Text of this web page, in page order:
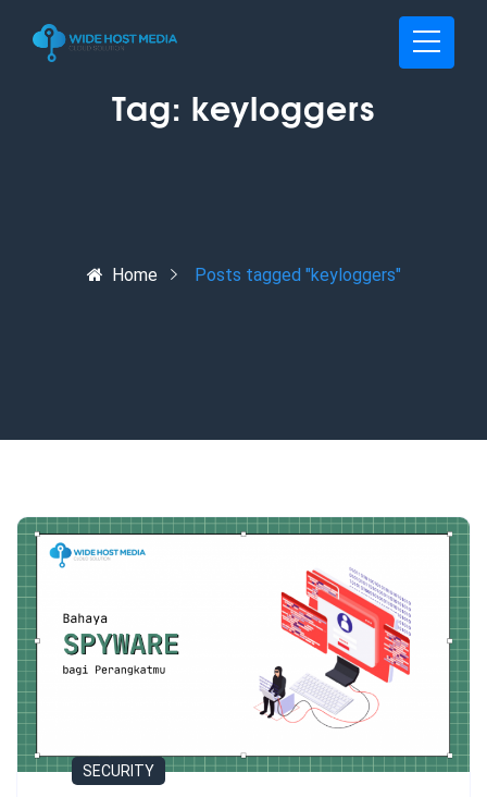
Tag: keyloggers
Home Posts tagged "keyloggers"
SECURITY